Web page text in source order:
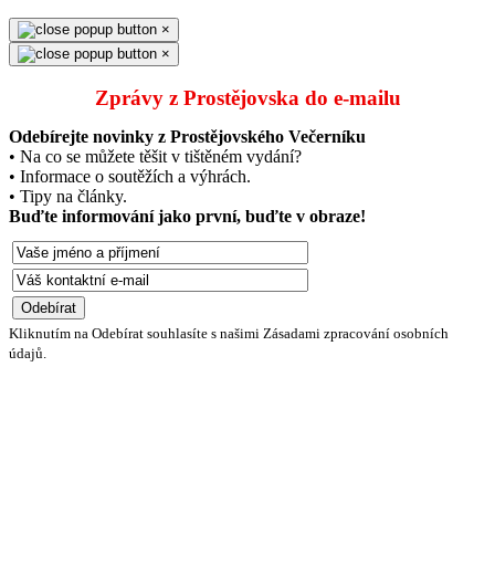
×
×
Zprávy z Prostějovska do e‑mailu
Odebírejte novinky z Prostějovského Večerníku
• Na co se můžete těšit v tištěném vydání?
• Informace o soutěžích a výhrách.
• Tipy na články.
Buďte informování jako první, buďte v obraze!
Kliknutím na Odebírat souhlasíte s našimi Zásadami zpracování osobních
údajů.